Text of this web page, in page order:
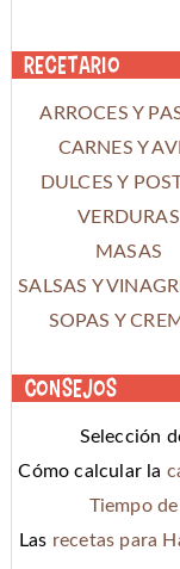
Recetario
ARROCES Y
CARNES Y
DULCES Y
VERDURAS
MASAS
SALSAS Y
SOPAS Y
Consejos
Selección
Cómo calcular la
Tiempo
Las recetas para